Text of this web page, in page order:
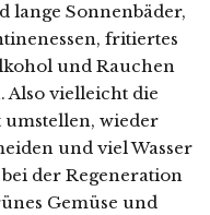
lange Sonnenbäder,
fritiertes
und Rauchen
Also vielleicht die
wieder
und viel Wasser
der Regeneration
Gemüse und